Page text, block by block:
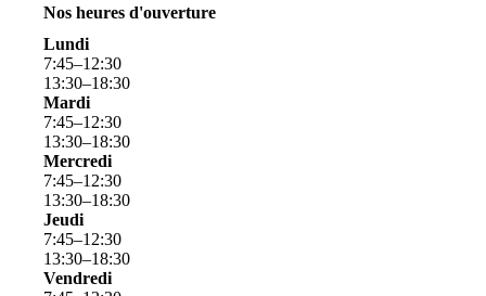
Nos heures d'ouverture
Lundi
7:45–12:30
13:30–18:30
Mardi
7:45–12:30
13:30–18:30
Mercredi
7:45–12:30
13:30–18:30
Jeudi
7:45–12:30
13:30–18:30
Vendredi